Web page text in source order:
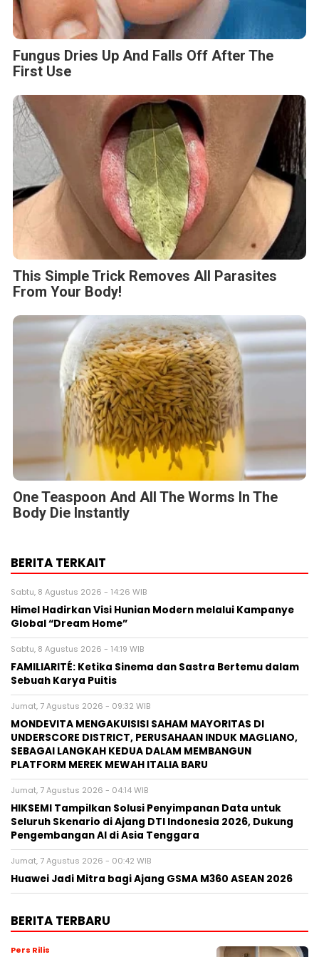
Fungus Dries Up And Falls Off After The
First Use
This Simple Trick Removes All Parasites
From Your Body!
One Teaspoon And All The Worms In The
Body Die Instantly
BERITA TERKAIT
Sabtu, 8 Agustus 2026 - 14:26 WIB
Himel Hadirkan Visi Hunian Modern melalui Kampanye
Global “Dream Home”
Sabtu, 8 Agustus 2026 - 14:19 WIB
FAMILIARITÉ: Ketika Sinema dan Sastra Bertemu dalam
Sebuah Karya Puitis
Jumat, 7 Agustus 2026 - 09:32 WIB
MONDEVITA MENGAKUISISI SAHAM MAYORITAS DI
UNDERSCORE DISTRICT, PERUSAHAAN INDUK MAGLIANO,
SEBAGAI LANGKAH KEDUA DALAM MEMBANGUN
PLATFORM MEREK MEWAH ITALIA BARU
Jumat, 7 Agustus 2026 - 04:14 WIB
HIKSEMI Tampilkan Solusi Penyimpanan Data untuk
Seluruh Skenario di Ajang DTI Indonesia 2026, Dukung
Pengembangan AI di Asia Tenggara
Jumat, 7 Agustus 2026 - 00:42 WIB
Huawei Jadi Mitra bagi Ajang GSMA M360 ASEAN 2026
BERITA TERBARU
Pers Rilis